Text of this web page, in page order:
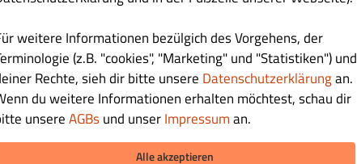
€ 13.90
Knoblauch & frischen Paprika verfeinert mit
Feta Käse
weitere Informationen bezülgich des Vorgehens, der
(z.B. "cookies", "Marketing" und "Statistiken") und
Rechte, sieh dir bitte unsere Datenschutzerklärungan.
du weitere Informationen erhalten möchtest, schau dir
unsereAGBsund unserImpressuman.
Alle akzeptieren